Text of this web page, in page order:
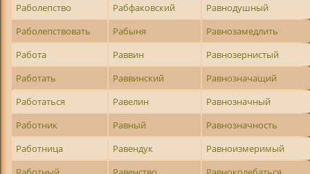
Раболепство
Рабфаковский
Равнодушный
Раболепствовать
Рабыня
Равнозамедлить
Работа
Раввин
Равнозернистый
Работать
Раввинский
Равнозначащий
Работаться
Равелин
Равнозначный
Работник
Равный
Равнозначность
Работница
Равендук
Равноизмеримый